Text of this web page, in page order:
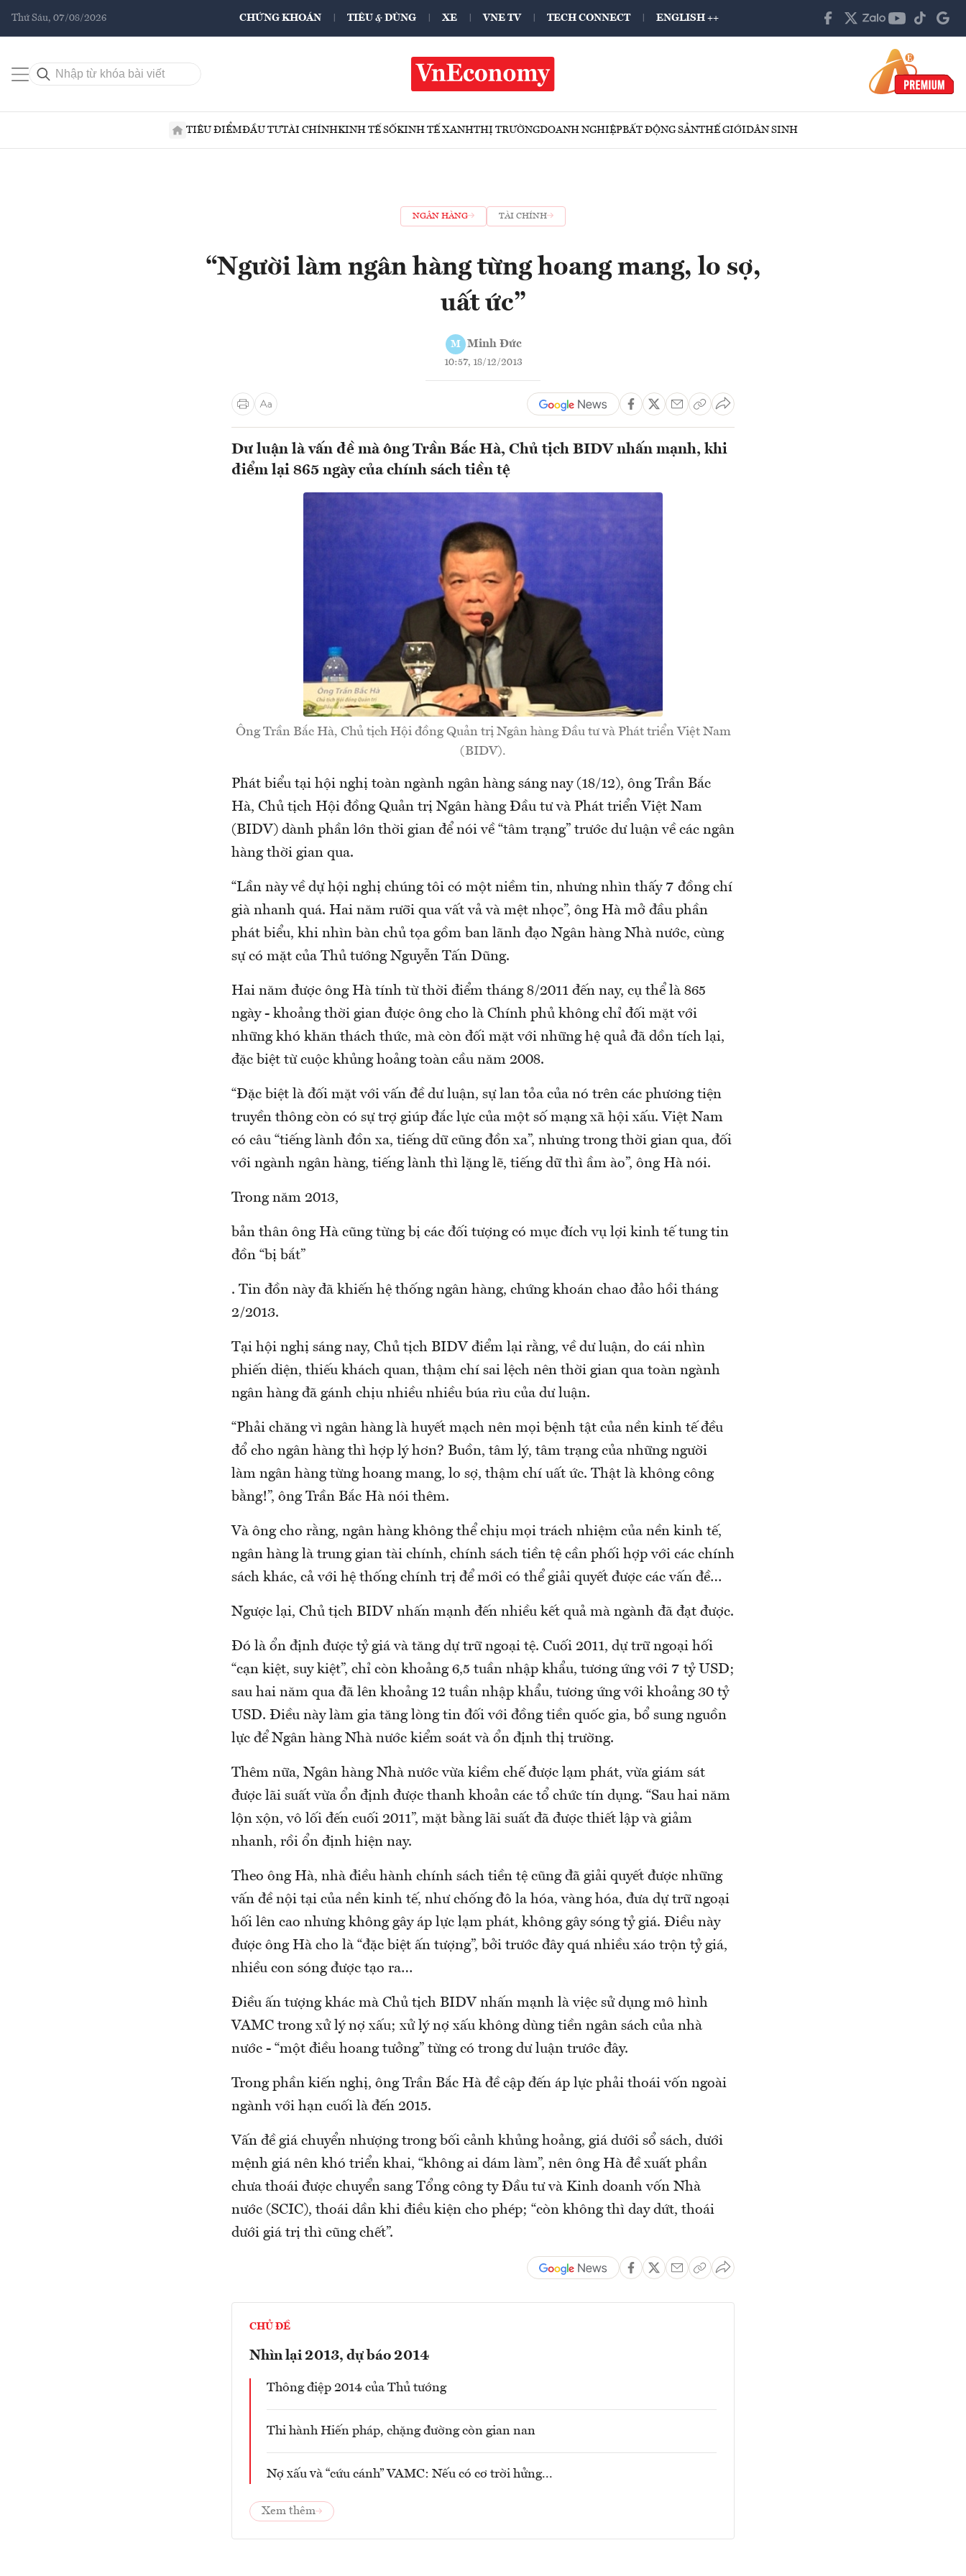
Thứ Sáu, 07/08/2026 CHỨNG KHOÁN TIÊU & DÙNG XE VNE TV TECH CONNECT ENGLISH ++
TIÊU ĐIỂMĐẦU TƯTÀI CHÍNHKINH TẾ SỐKINH TẾ XANHTHỊ TRƯỜNGDOANH NGHIỆPBẤT ĐỘNG SẢNTHẾ GIỚIDÂN SINH
NGÂN HÀNG TÀI CHÍNH
“Người làm ngân hàng từng hoang mang, lo sợ,
uất ức”
M Minh Đức
10:57, 18/12/2013
Dư luận là vấn đề mà ông Trần Bắc Hà, Chủ tịch BIDV nhấn mạnh, khi
điểm lại 865 ngày của chính sách tiền tệ
Ông Trần Bắc Hà, Chủ tịch Hội đồng Quản trị Ngân hàng Đầu tư và Phát triển Việt Nam
(BIDV).
Phát biểu tại hội nghị toàn ngành ngân hàng sáng nay (18/12), ông Trần Bắc
Hà, Chủ tịch Hội đồng Quản trị Ngân hàng Đầu tư và Phát triển Việt Nam
(BIDV) dành phần lớn thời gian để nói về “tâm trạng” trước dư luận về các ngân
hàng thời gian qua.
“Lần này về dự hội nghị chúng tôi có một niềm tin, nhưng nhìn thấy 7 đồng chí
già nhanh quá. Hai năm rưỡi qua vất vả và mệt nhọc”, ông Hà mở đầu phần
phát biểu, khi nhìn bàn chủ tọa gồm ban lãnh đạo Ngân hàng Nhà nước, cùng
sự có mặt của Thủ tướng Nguyễn Tấn Dũng.
Hai năm được ông Hà tính từ thời điểm tháng 8/2011 đến nay, cụ thể là 865
ngày - khoảng thời gian được ông cho là Chính phủ không chỉ đối mặt với
những khó khăn thách thức, mà còn đối mặt với những hệ quả đã dồn tích lại,
đặc biệt từ cuộc khủng hoảng toàn cầu năm 2008.
“Đặc biệt là đối mặt với vấn đề dư luận, sự lan tỏa của nó trên các phương tiện
truyền thông còn có sự trợ giúp đắc lực của một số mạng xã hội xấu. Việt Nam
có câu “tiếng lành đồn xa, tiếng dữ cũng đồn xa”, nhưng trong thời gian qua, đối
với ngành ngân hàng, tiếng lành thì lặng lẽ, tiếng dữ thì ầm ào”, ông Hà nói.
Trong năm 2013,
bản thân ông Hà cũng từng bị các đối tượng có mục đích vụ lợi kinh tế tung tin
đồn “bị bắt”
. Tin đồn này đã khiến hệ thống ngân hàng, chứng khoán chao đảo hồi tháng
2/2013.
Tại hội nghị sáng nay, Chủ tịch BIDV điểm lại rằng, về dư luận, do cái nhìn
phiến diện, thiếu khách quan, thậm chí sai lệch nên thời gian qua toàn ngành
ngân hàng đã gánh chịu nhiều nhiều búa rìu của dư luận.
“Phải chăng vì ngân hàng là huyết mạch nên mọi bệnh tật của nền kinh tế đều
đổ cho ngân hàng thì hợp lý hơn? Buồn, tâm lý, tâm trạng của những người
làm ngân hàng từng hoang mang, lo sợ, thậm chí uất ức. Thật là không công
bằng!”, ông Trần Bắc Hà nói thêm.
Và ông cho rằng, ngân hàng không thể chịu mọi trách nhiệm của nền kinh tế,
ngân hàng là trung gian tài chính, chính sách tiền tệ cần phối hợp với các chính
sách khác, cả với hệ thống chính trị để mới có thể giải quyết được các vấn đề…
Ngược lại, Chủ tịch BIDV nhấn mạnh đến nhiều kết quả mà ngành đã đạt được.
Đó là ổn định được tỷ giá và tăng dự trữ ngoại tệ. Cuối 2011, dự trữ ngoại hối
“cạn kiệt, suy kiệt”, chỉ còn khoảng 6,5 tuần nhập khẩu, tương ứng với 7 tỷ USD;
sau hai năm qua đã lên khoảng 12 tuần nhập khẩu, tương ứng với khoảng 30 tỷ
USD. Điều này làm gia tăng lòng tin đối với đồng tiền quốc gia, bổ sung nguồn
lực để Ngân hàng Nhà nước kiểm soát và ổn định thị trường.
Thêm nữa, Ngân hàng Nhà nước vừa kiềm chế được lạm phát, vừa giám sát
được lãi suất vừa ổn định được thanh khoản các tổ chức tín dụng. “Sau hai năm
lộn xộn, vô lối đến cuối 2011”, mặt bằng lãi suất đã được thiết lập và giảm
nhanh, rồi ổn định hiện nay.
Theo ông Hà, nhà điều hành chính sách tiền tệ cũng đã giải quyết được những
vấn đề nội tại của nền kinh tế, như chống đô la hóa, vàng hóa, đưa dự trữ ngoại
hối lên cao nhưng không gây áp lực lạm phát, không gây sóng tỷ giá. Điều này
được ông Hà cho là “đặc biệt ấn tượng”, bởi trước đây quá nhiều xáo trộn tỷ giá,
nhiều con sóng được tạo ra…
Điều ấn tượng khác mà Chủ tịch BIDV nhấn mạnh là việc sử dụng mô hình
VAMC trong xử lý nợ xấu; xử lý nợ xấu không dùng tiền ngân sách của nhà
nước - “một điều hoang tưởng” từng có trong dư luận trước đây.
Trong phần kiến nghị, ông Trần Bắc Hà đề cập đến áp lực phải thoái vốn ngoài
ngành với hạn cuối là đến 2015.
Vấn đề giá chuyển nhượng trong bối cảnh khủng hoảng, giá dưới sổ sách, dưới
mệnh giá nên khó triển khai, “không ai dám làm”, nên ông Hà đề xuất phần
chưa thoái được chuyển sang Tổng công ty Đầu tư và Kinh doanh vốn Nhà
nước (SCIC), thoái dần khi điều kiện cho phép; “còn không thì day dứt, thoái
dưới giá trị thì cũng chết”.
CHỦ ĐỀ
Nhìn lại 2013, dự báo 2014
Thông điệp 2014 của Thủ tướng
Thi hành Hiến pháp, chặng đường còn gian nan
Nợ xấu và “cứu cánh” VAMC: Nếu có cơ trời hửng...
Xem thêm